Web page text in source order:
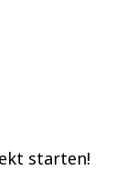
starten!